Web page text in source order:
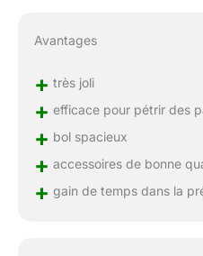
Avantages
+ très joli
+ efficace pour pétrir des
+ bol spacieux
+ accessoires de bonne
+ gain de temps dans la